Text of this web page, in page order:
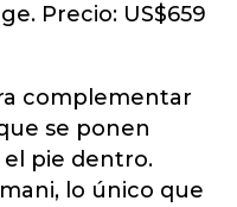
Precio: US$659
complementar
se ponen
pie dentro.
lo único que